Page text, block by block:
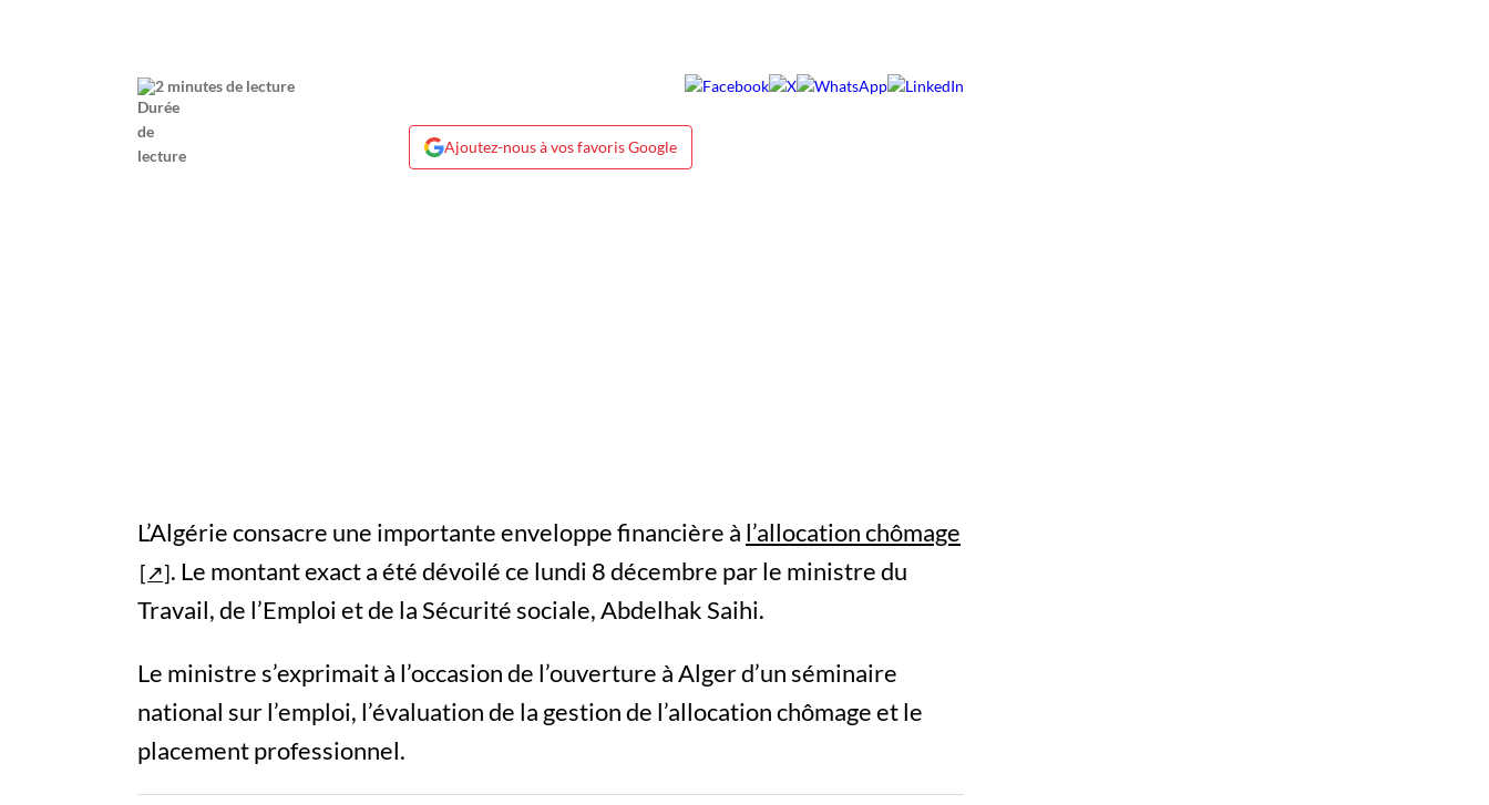
2 minutes de lecture
Ajoutez-nous à vos favoris Google
L’Algérie consacre une importante enveloppe financière à l’allocation chômage
. Le montant exact a été dévoilé ce lundi 8 décembre par le ministre du
Travail, de l’Emploi et de la Sécurité sociale, Abdelhak Saihi.
Le ministre s’exprimait à l’occasion de l’ouverture à Alger d’un séminaire
national sur l’emploi, l’évaluation de la gestion de l’allocation chômage et le
placement professionnel.